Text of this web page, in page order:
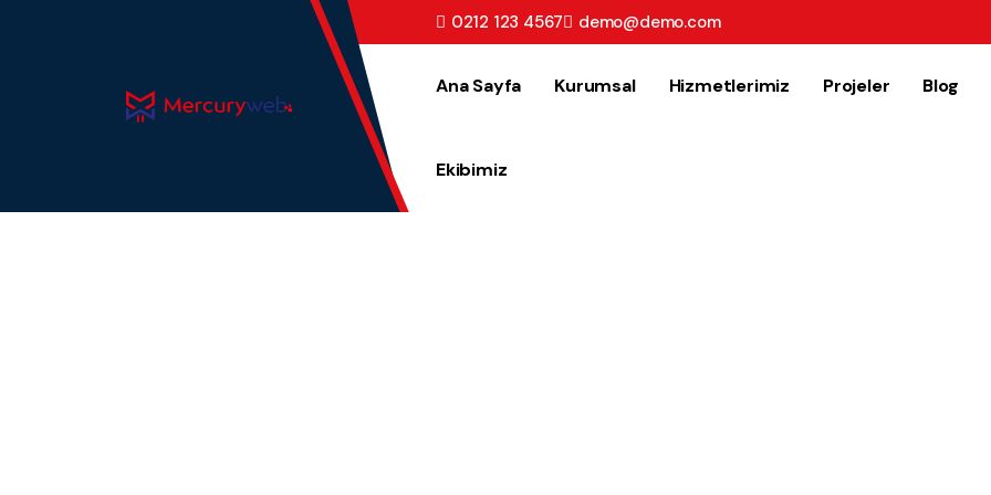
0212 123 4567 demo@demo.com
Ana Sayfa Kurumsal Hizmetlerimiz Projeler Blog
Ekibimiz